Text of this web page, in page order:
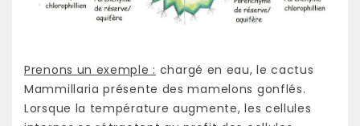
Prenons un exemple : chargé en eau, le cactus
Mammillaria présente des mamelons gonflés.
Lorsque la température augmente, les cellules